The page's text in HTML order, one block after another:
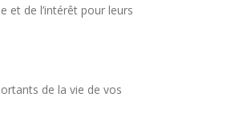
et de l’intérêt pour leurs
de la vie de vos